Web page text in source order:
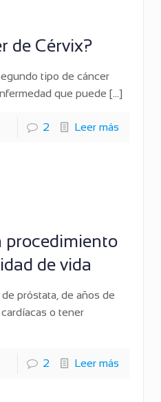
de Cérvix?
tipo de cáncer
que puede […]
2 Leer más
procedimiento
de vida
próstata, de años de
o tener
2 Leer más